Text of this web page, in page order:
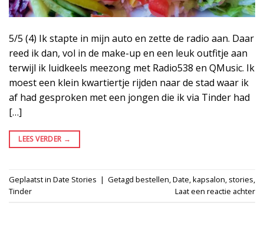
5/5 (4) Ik stapte in mijn auto en zette de radio aan. Daar
reed ik dan, vol in de make-up en een leuk outfitje aan
terwijl ik luidkeels meezong met Radio538 en QMusic. Ik
moest een klein kwartiertje rijden naar de stad waar ik
af had gesproken met een jongen die ik via Tinder had
[…]
LEES VERDER →
Geplaatst in Date Stories | Getagd bestellen,Date,kapsalon, stories,
Tinder
Laat een reactie achter